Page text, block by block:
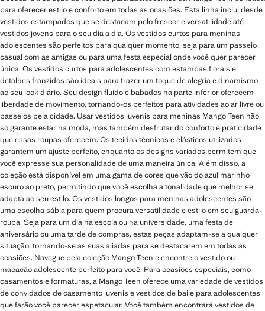
para oferecer estilo e conforto em todas as ocasiões. Esta linha inclui desde
vestidos estampados que se destacam pelo frescor e versatilidade até
vestidos jovens para o seu dia a dia. Os vestidos curtos para meninas
adolescentes são perfeitos para qualquer momento, seja para um passeio
casual com as amigas ou para uma festa especial onde você quer parecer
única. Os vestidos curtos para adolescentes com estampas florais e
detalhes franzidos são ideais para trazer um toque de alegria e dinamismo
ao seu look diário. Seu design fluido e babados na parte inferior oferecem
liberdade de movimento, tornando-os perfeitos para atividades ao ar livre ou
passeios pela cidade. Usar vestidos juvenis para meninas Mango Teen não
só garante estar na moda, mas também desfrutar do conforto e praticidade
que essas roupas oferecem. Os tecidos técnicos e elásticos utilizados
garantem um ajuste perfeito, enquanto os designs variados permitem que
você expresse sua personalidade de uma maneira única. Além disso, a
coleção está disponível em uma gama de cores que vão do azul marinho
escuro ao preto, permitindo que você escolha a tonalidade que melhor se
adapta ao seu estilo. Os vestidos longos para meninas adolescentes são
uma escolha sábia para quem procura versatilidade e estilo em seu guarda-
roupa. Seja para um dia na escola ou na universidade, uma festa de
aniversário ou uma tarde de compras, estas peças adaptam-se a qualquer
situação, tornando-se as suas aliadas para se destacarem em todas as
ocasiões. Navegue pela coleção Mango Teen e encontre o vestido ou
macacão adolescente perfeito para você. Para ocasiões especiais, como
casamentos e formaturas, a Mango Teen oferece uma variedade de vestidos
de convidados de casamento juvenis e vestidos de baile para adolescentes
que farão você parecer espetacular. Você também encontrará vestidos de